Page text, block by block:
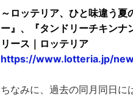
～ロッテリア、ひと味違う
ー』、『タンドリーチキン
リース｜ロッテリア
https://www.lotteria.jp/
ちなみに、過去の同月同日に